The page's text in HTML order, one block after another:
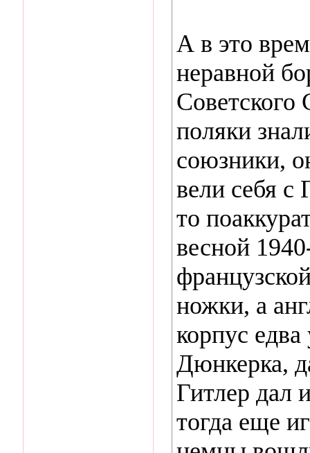
А в это
неравной
поляки
союзники,
вели себя
то
весной
ножки, а
корпус
Дюнкерка,
Гитлер дал
тогда еще